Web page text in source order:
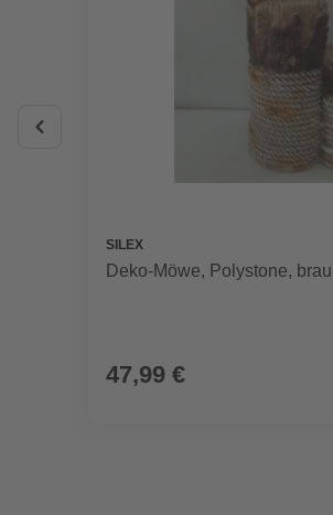
SILEX
Deko-Möwe, Polystone,
47,99 €